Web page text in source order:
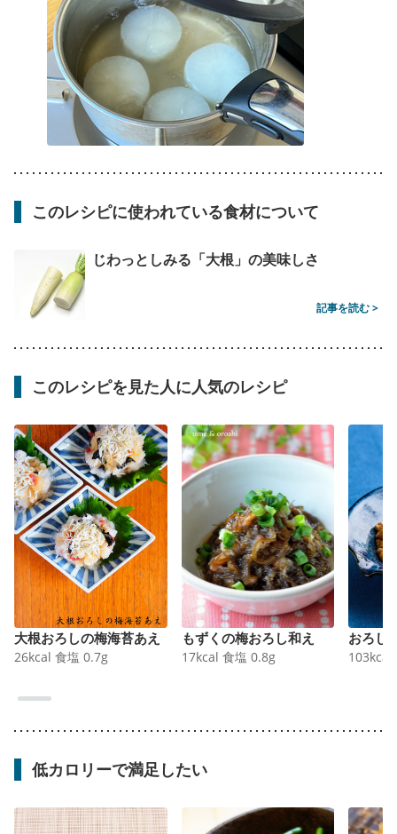
このレシピに使われている食材について
じわっとしみる「大根」の美味しさ
記事を読む >
このレシピを見た人に人気のレシピ
大根おろしの梅海苔あえ
26kcal 食塩 0.7g
もずくの梅おろし和え
17kcal 食塩 0.8g
おろし
103kcal
低カロリーで満足したい